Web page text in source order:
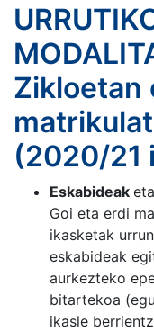
Zikloetan
(2020/21
Eskabideak
Goi eta erdi
ikasketak
eskabideak
aurkezteko
bitartekoa
ikasle